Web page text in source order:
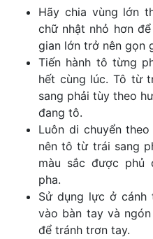
Hãy chia vùng lớn
chữ nhật nhỏ hơn
gian lớn trở nên gọn
Tiến hành tô từng
hết cùng lúc. Tô từ
sang phải tùy theo
đang tô.
Luôn di chuyển
nên tô từ trái sang
màu sắc được phủ
pha.
Sử dụng lực ở cánh
vào bàn tay và
để tránh trơn tay.